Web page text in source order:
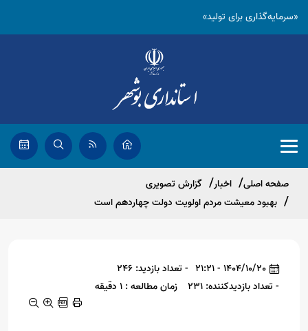
«سرمایه‌گذاری برای تولید»
صفحه اصلی اخبار
گزارش تصویری
بهبود معیشت مردم اولویت دولت چهاردهم است
1404/10/20 - 21:21
- تعداد بازدید: 246
- تعداد بازدیدکننده: 231
زمان مطالعه : 1 دقیقه